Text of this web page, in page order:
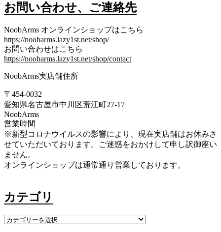
お問い合わせ、ご連絡先
NoobArms オンラインショップはこちら
https://noobarms.lazy1st.net/shop/
お問い合わせはこちら
https://noobarms.lazy1st.net/shop/contact
NoobArms実店舗住所
〒454-0032
愛知県名古屋市中川区荒江町27-17
NoobArms
営業時間
※新型コロナウイルスの影響により、現在実店舗はお休みさ
せていただいております。ご迷惑をおかけして申し訳御座い
ません。
オンラインショップは通常通り営業しております。
カテゴリ
カ